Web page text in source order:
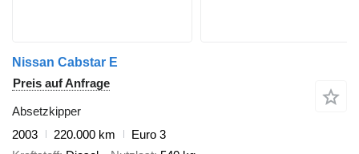
Nissan Cabstar E
Preis auf Anfrage
Absetzkipper
2003
220.000 km
Euro 3